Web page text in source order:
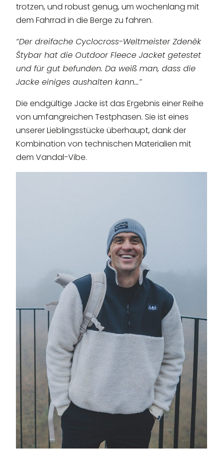
trotzen, und robust genug, um wochenlang mit
dem Fahrrad in die Berge zu fahren.
“Der dreifache Cyclocross-Weltmeister Zdeněk
Štybar hat die Outdoor Fleece Jacket getestet
und für gut befunden. Da weiß man, dass die
Jacke einiges aushalten kann...”
Die endgültige Jacke ist das Ergebnis einer Reihe
von umfangreichen Testphasen. Sie ist eines
unserer Lieblingsstücke überhaupt, dank der
Kombination von technischen Materialien mit
dem Vandal-Vibe.